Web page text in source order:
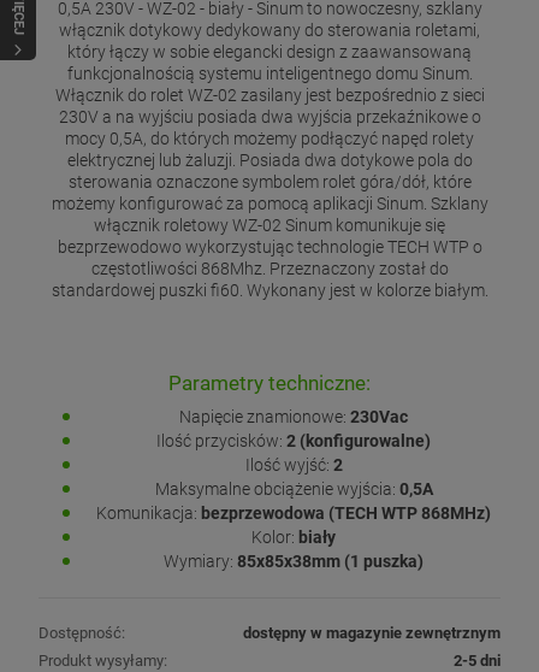
WIĘCEJ
0,5A 230V - WZ-02 - biały - Sinum to nowoczesny, szklany
włącznik dotykowy dedykowany do sterowania roletami,
który łączy w sobie elegancki design z zaawansowaną
funkcjonalnością systemu inteligentnego domu Sinum.
Włącznik do rolet WZ-02 zasilany jest bezpośrednio z sieci
230V a na wyjściu posiada dwa wyjścia przekaźnikowe o
mocy 0,5A, do których możemy podłączyć napęd rolety
elektrycznej lub żaluzji. Posiada dwa dotykowe pola do
sterowania oznaczone symbolem rolet góra/dół, które
możemy konfigurować za pomocą aplikacji Sinum. Szklany
włącznik roletowy WZ-02 Sinum komunikuje się
bezprzewodowo wykorzystując technologie TECH WTP o
częstotliwości 868Mhz. Przeznaczony został do
standardowej puszki fi60. Wykonany jest w kolorze białym.
Parametry techniczne:
Napięcie znamionowe: 230Vac
Ilość przycisków: 2 (konfigurowalne)
Ilość wyjść: 2
Maksymalne obciążenie wyjścia: 0,5A
Komunikacja: bezprzewodowa (TECH WTP 868MHz)
Kolor: biały
Wymiary: 85x85x38mm (1 puszka)
Dostępność:
dostępny w magazynie zewnętrznym
Produkt wysyłamy:
2-5 dni